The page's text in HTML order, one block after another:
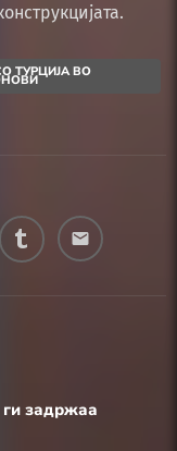
ТУРЦИЈА ВО
email
ги задржаа